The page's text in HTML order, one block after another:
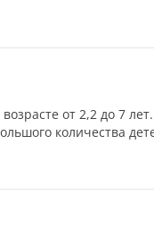
от 2,2 до 7 лет.
количества